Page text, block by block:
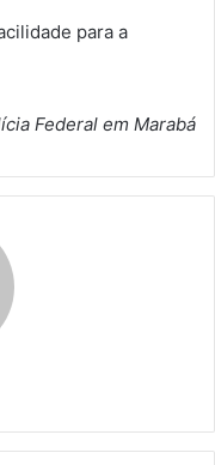
para a
Federal em Marabá